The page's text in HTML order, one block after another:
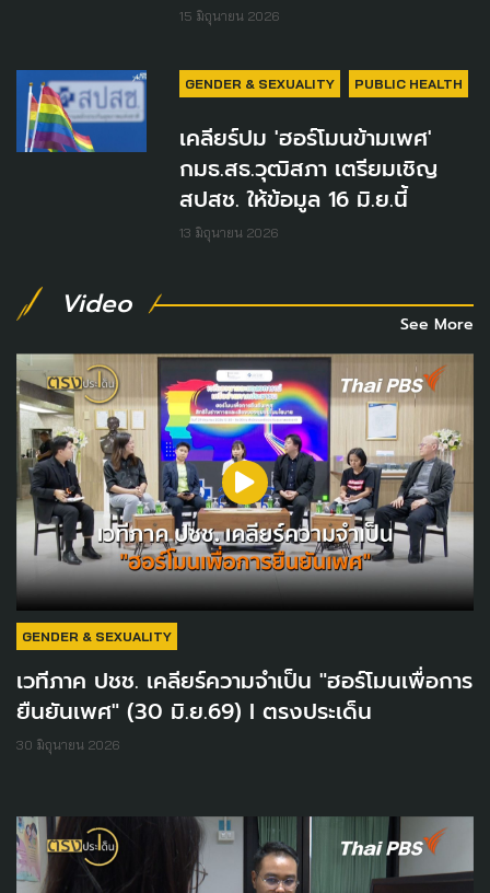
15 มิถุนายน 2026
GENDER & SEXUALITY PUBLIC HEALTH
เคลียร์ปม 'ฮอร์โมนข้ามเพศ'
กมธ.สธ.วุฒิสภา เตรียมเชิญ
สปสช. ให้ข้อมูล 16 มิ.ย.นี้
13 มิถุนายน 2026
Video
See More
GENDER & SEXUALITY
เวทีภาค ปชช. เคลียร์ความจำเป็น "ฮอร์โมนเพื่อการ
ยืนยันเพศ" (30 มิ.ย.69) I ตรงประเด็น
30 มิถุนายน 2026